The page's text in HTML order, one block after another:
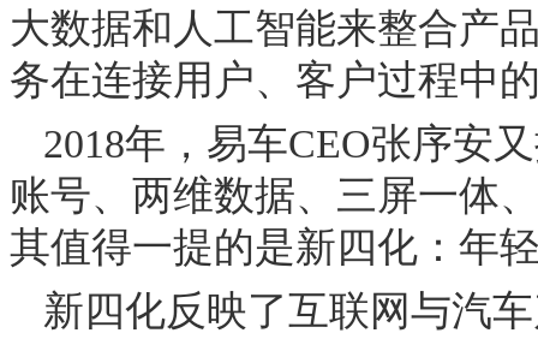
大数据和人工智能来整合产
务在连接用户、客户过程中
2018年，易车CEO张序安
账号、两维数据、三屏一体
其值得一提的是新四化：年
新四化反映了互联网与汽